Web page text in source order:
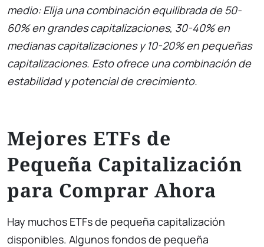
medio: Elija una combinación equilibrada de 50-
60% en grandes capitalizaciones, 30-40% en
medianas capitalizaciones y 10-20% en pequeñas
capitalizaciones. Esto ofrece una combinación de
estabilidad y potencial de crecimiento.
Mejores ETFs de
Pequeña Capitalización
para Comprar Ahora
Hay muchos ETFs de pequeña capitalización
disponibles. Algunos fondos de pequeña